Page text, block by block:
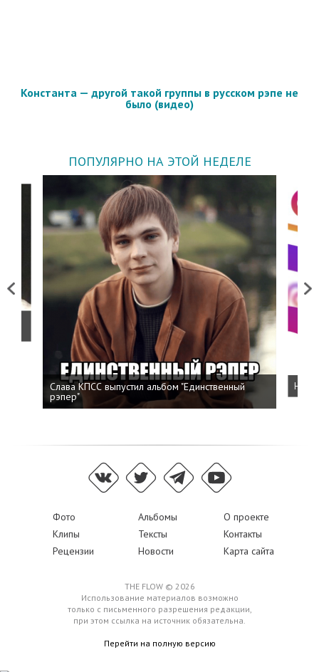
Константа — другой такой группы в русском рэпе не
было (видео)
ПОПУЛЯРНО НА ЭТОЙ НЕДЕЛЕ
Previous
Слава КПСС выпустил альбом "Единственный
рэпер"
Next
Фото Альбомы
О проекте
Клипы
Тексты
Контакты
Рецензии
Новости Карта сайта
THE FLOW © 2026
Использование материалов возможно
только с письменного разрешения редакции,
при этом ссылка на источник обязательна.
Перейти на полную версию